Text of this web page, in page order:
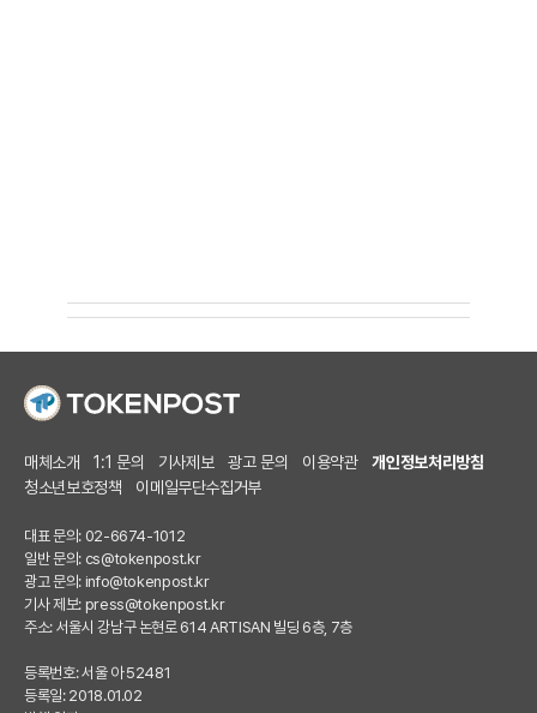
매체소개 1:1 문의 기사제보 광고 문의 이용약관
개인정보처리방침
청소년보호정책
이메일무단수집거부
대표 문의: 02-6674-1012
일반 문의: cs@tokenpost.kr
광고 문의: info@tokenpost.kr
기사 제보: press@tokenpost.kr
주소: 서울시 강남구 논현로 614 ARTISAN 빌딩 6층, 7층
등록번호: 서울 아 52481
등록일: 2018.01.02